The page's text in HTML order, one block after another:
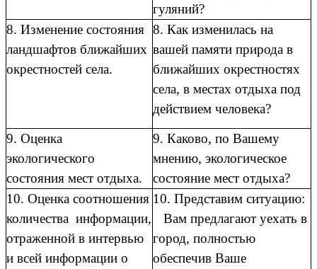
гуляний?
8. Изменение состояния
ландшафтов ближайших
окрестностей села.
8. Как изменилась на
вашей памяти природа в
ближайших окрестностях
села, в местах отдыха под
действием человека?
9. Оценка
экологического
состояния мест отдыха.
9. Каково, по Вашему
мнению, экологическое
состояние мест отдыха?
10. Оценка соотношения
количества информации,
отраженной в интервью
и всей информации о
10. Представим ситуацию:
Вам предлагают уехать в
город, полностью
обеспечив Ваше